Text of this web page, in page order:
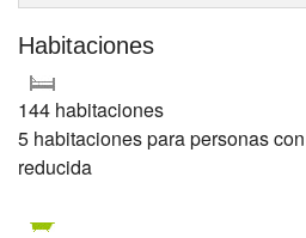
Habitaciones
144 habitaciones
5 habitaciones para personas
reducida